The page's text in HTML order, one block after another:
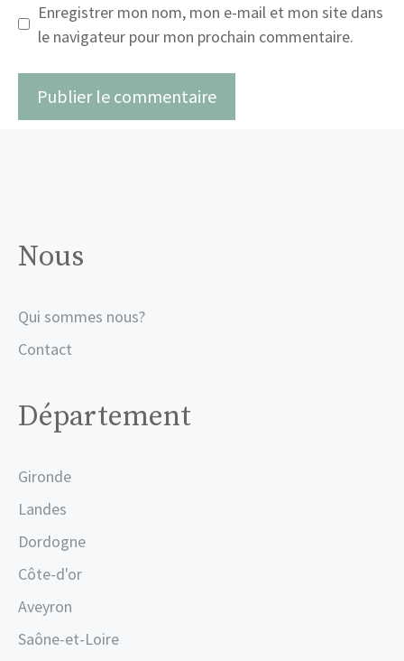
Enregistrer mon nom, mon e-mail et mon site dans
le navigateur pour mon prochain commentaire.
Nous
Qui sommes nous?
Contact
Département
Gironde
Landes
Dordogne
Côte-d'or
Aveyron
Saône-et-Loire